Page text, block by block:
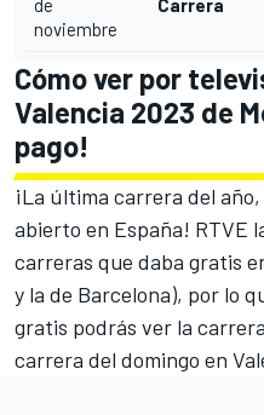
de
noviembre
Carrera
Cómo ver por
Valencia 2023 de
pago!
¡La última carrera del
abierto en España! RTVE
carreras que daba gratis
y la de Barcelona), por lo
gratis podrás ver la
carrera del domingo en